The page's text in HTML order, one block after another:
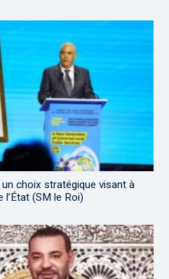
choix stratégique visant à
(SM le Roi)